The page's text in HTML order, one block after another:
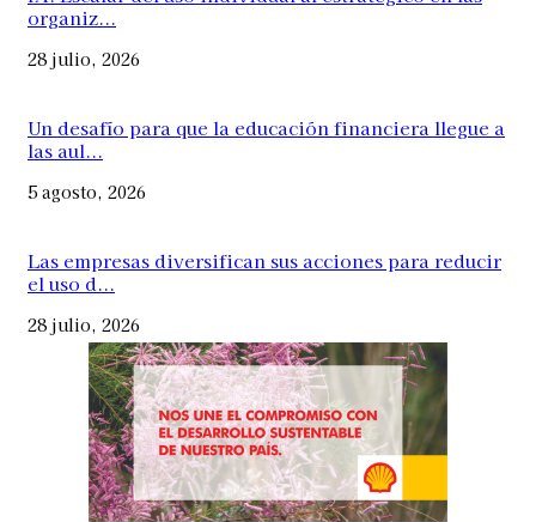
organiz...
28 julio, 2026
Un desafío para que la educación financiera llegue a
las aul...
5 agosto, 2026
Las empresas diversifican sus acciones para reducir
el uso d...
28 julio, 2026